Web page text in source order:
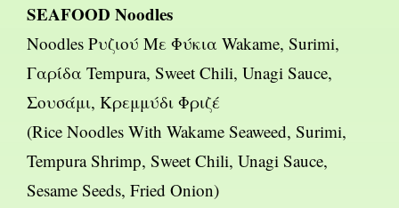
SEAFOOD Noodles
Noodles Ρυζιού Με Φύκια Wakame, Surimi,
Γαρίδα Tempura, Sweet Chili, Unagi Sauce,
Σουσάμι, Κρεμμύδι Φριζέ
(Rice Noodles With Wakame Seaweed, Surimi,
Tempura Shrimp, Sweet Chili, Unagi Sauce,
Sesame Seeds, Fried Onion)